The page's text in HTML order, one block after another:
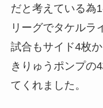
だと考えている為
リーグでタケルラ
試合もサイド4枚
きりゅうポンプの
てくれました。